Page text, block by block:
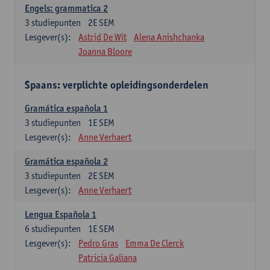
Engels: grammatica 2
2E SEM
3 studiepunten
Lesgever(s):
Astrid De Wit
Alena Anishchanka
Joanna Bloore
Spaans: verplichte opleidingsonderdelen
Gramática española 1
1E SEM
3 studiepunten
Lesgever(s):
Anne Verhaert
Gramática española 2
2E SEM
3 studiepunten
Lesgever(s):
Anne Verhaert
Lengua Española 1
1E SEM
6 studiepunten
Lesgever(s):
Pedro Gras
Emma De Clerck
Patricia Galiana